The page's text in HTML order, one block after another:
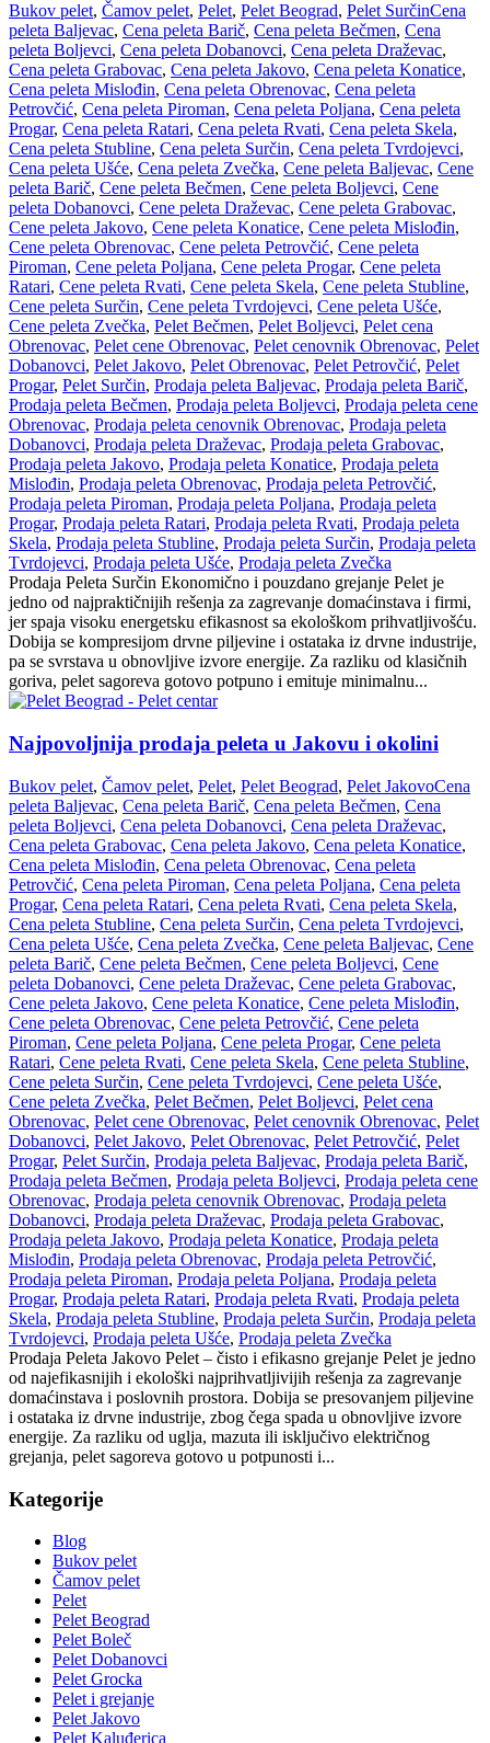
Bukov pelet, Čamov pelet, Pelet, Pelet Beograd, Pelet SurčinCena
peleta Baljevac, Cena peleta Barič, Cena peleta Bečmen, Cena
peleta Boljevci, Cena peleta Dobanovci, Cena peleta Draževac,
Cena peleta Grabovac, Cena peleta Jakovo, Cena peleta Konatice,
Cena peleta Mislođin, Cena peleta Obrenovac, Cena peleta
Petrovčić, Cena peleta Piroman, Cena peleta Poljana, Cena peleta
Progar, Cena peleta Ratari, Cena peleta Rvati, Cena peleta Skela,
Cena peleta Stubline, Cena peleta Surčin, Cena peleta Tvrdojevci,
Cena peleta Ušće, Cena peleta Zvečka, Cene peleta Baljevac, Cene
peleta Barič, Cene peleta Bečmen, Cene peleta Boljevci, Cene
peleta Dobanovci, Cene peleta Draževac, Cene peleta Grabovac,
Cene peleta Jakovo, Cene peleta Konatice, Cene peleta Mislođin,
Cene peleta Obrenovac, Cene peleta Petrovčić, Cene peleta
Piroman, Cene peleta Poljana, Cene peleta Progar, Cene peleta
Ratari, Cene peleta Rvati, Cene peleta Skela, Cene peleta Stubline,
Cene peleta Surčin, Cene peleta Tvrdojevci, Cene peleta Ušće,
Cene peleta Zvečka, Pelet Bečmen, Pelet Boljevci, Pelet cena
Obrenovac, Pelet cene Obrenovac, Pelet cenovnik Obrenovac, Pelet
Dobanovci, Pelet Jakovo, Pelet Obrenovac, Pelet Petrovčić, Pelet
Progar, Pelet Surčin, Prodaja peleta Baljevac, Prodaja peleta Barič,
Prodaja peleta Bečmen, Prodaja peleta Boljevci, Prodaja peleta cene
Obrenovac, Prodaja peleta cenovnik Obrenovac, Prodaja peleta
Dobanovci, Prodaja peleta Draževac, Prodaja peleta Grabovac,
Prodaja peleta Jakovo, Prodaja peleta Konatice, Prodaja peleta
Mislođin, Prodaja peleta Obrenovac, Prodaja peleta Petrovčić,
Prodaja peleta Piroman, Prodaja peleta Poljana, Prodaja peleta
Progar, Prodaja peleta Ratari, Prodaja peleta Rvati, Prodaja peleta
Skela, Prodaja peleta Stubline, Prodaja peleta Surčin, Prodaja peleta
Tvrdojevci, Prodaja peleta Ušće, Prodaja peleta Zvečka
Prodaja Peleta Surčin Ekonomično i pouzdano grejanje Pelet je
jedno od najpraktičnijih rešenja za zagrevanje domaćinstava i firmi,
jer spaja visoku energetsku efikasnost sa ekološkom prihvatljivošću.
Dobija se kompresijom drvne piljevine i ostataka iz drvne industrije,
pa se svrstava u obnovljive izvore energije. Za razliku od klasičnih
goriva, pelet sagoreva gotovo potpuno i emituje minimalnu...
Najpovoljnija prodaja peleta u Jakovu i okolini
Bukov pelet, Čamov pelet, Pelet, Pelet Beograd, Pelet JakovoCena
peleta Baljevac, Cena peleta Barič, Cena peleta Bečmen, Cena
peleta Boljevci, Cena peleta Dobanovci, Cena peleta Draževac,
Cena peleta Grabovac, Cena peleta Jakovo, Cena peleta Konatice,
Cena peleta Mislođin, Cena peleta Obrenovac, Cena peleta
Petrovčić, Cena peleta Piroman, Cena peleta Poljana, Cena peleta
Progar, Cena peleta Ratari, Cena peleta Rvati, Cena peleta Skela,
Cena peleta Stubline, Cena peleta Surčin, Cena peleta Tvrdojevci,
Cena peleta Ušće, Cena peleta Zvečka, Cene peleta Baljevac, Cene
peleta Barič, Cene peleta Bečmen, Cene peleta Boljevci, Cene
peleta Dobanovci, Cene peleta Draževac, Cene peleta Grabovac,
Cene peleta Jakovo, Cene peleta Konatice, Cene peleta Mislođin,
Cene peleta Obrenovac, Cene peleta Petrovčić, Cene peleta
Piroman, Cene peleta Poljana, Cene peleta Progar, Cene peleta
Ratari, Cene peleta Rvati, Cene peleta Skela, Cene peleta Stubline,
Cene peleta Surčin, Cene peleta Tvrdojevci, Cene peleta Ušće,
Cene peleta Zvečka, Pelet Bečmen, Pelet Boljevci, Pelet cena
Obrenovac, Pelet cene Obrenovac, Pelet cenovnik Obrenovac, Pelet
Dobanovci, Pelet Jakovo, Pelet Obrenovac, Pelet Petrovčić, Pelet
Progar, Pelet Surčin, Prodaja peleta Baljevac, Prodaja peleta Barič,
Prodaja peleta Bečmen, Prodaja peleta Boljevci, Prodaja peleta cene
Obrenovac, Prodaja peleta cenovnik Obrenovac, Prodaja peleta
Dobanovci, Prodaja peleta Draževac, Prodaja peleta Grabovac,
Prodaja peleta Jakovo, Prodaja peleta Konatice, Prodaja peleta
Mislođin, Prodaja peleta Obrenovac, Prodaja peleta Petrovčić,
Prodaja peleta Piroman, Prodaja peleta Poljana, Prodaja peleta
Progar, Prodaja peleta Ratari, Prodaja peleta Rvati, Prodaja peleta
Skela, Prodaja peleta Stubline, Prodaja peleta Surčin, Prodaja peleta
Tvrdojevci, Prodaja peleta Ušće, Prodaja peleta Zvečka
Prodaja Peleta Jakovo Pelet – čisto i efikasno grejanje Pelet je jedno
od najefikasnijih i ekološki najprihvatljivijih rešenja za zagrevanje
domaćinstava i poslovnih prostora. Dobija se presovanjem piljevine
i ostataka iz drvne industrije, zbog čega spada u obnovljive izvore
energije. Za razliku od uglja, mazuta ili isključivo električnog
grejanja, pelet sagoreva gotovo u potpunosti i...
Kategorije
Blog
Bukov pelet
Čamov pelet
Pelet
Pelet Beograd
Pelet Boleč
Pelet Dobanovci
Pelet Grocka
Pelet i grejanje
Pelet Jakovo
Pelet Kaluđerica